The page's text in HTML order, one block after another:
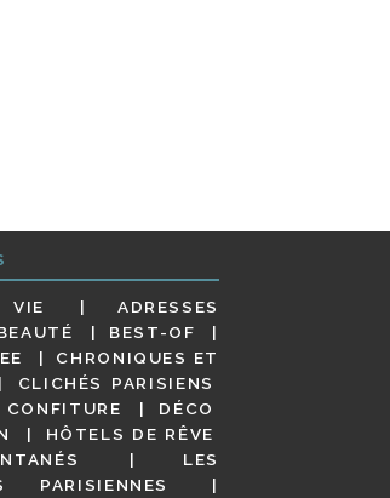
ADRESSES
BEST-OF
CHRONIQUES ET
CLICHÉS PARISIENS
CONFITURE
DÉCO
HÔTELS DE RÊVE
LES
PARISIENNES